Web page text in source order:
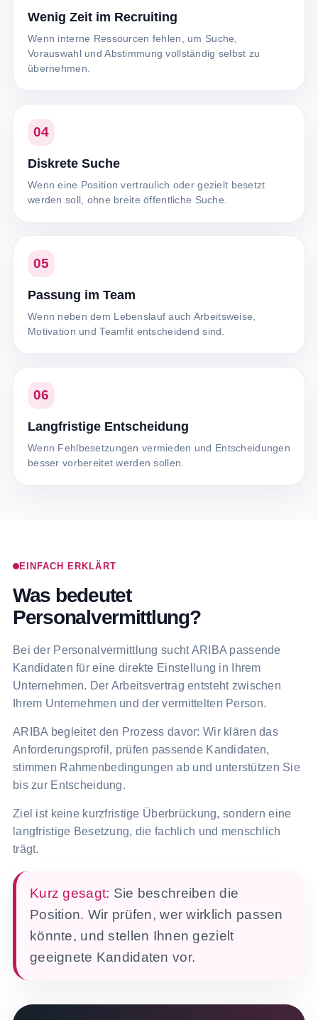
Wenig Zeit im Recruiting
Wenn interne Ressourcen fehlen, um Suche,
Vorauswahl und Abstimmung vollständig selbst zu
übernehmen.
04
Diskrete Suche
Wenn eine Position vertraulich oder gezielt besetzt
werden soll, ohne breite öffentliche Suche.
05
Passung im Team
Wenn neben dem Lebenslauf auch Arbeitsweise,
Motivation und Teamfit entscheidend sind.
06
Langfristige Entscheidung
Wenn Fehlbesetzungen vermieden und Entscheidungen
besser vorbereitet werden sollen.
EINFACH ERKLÄRT
Was bedeutet
Personalvermittlung?
Bei der Personalvermittlung sucht ARIBA passende
Kandidaten für eine direkte Einstellung in Ihrem
Unternehmen. Der Arbeitsvertrag entsteht zwischen
Ihrem Unternehmen und der vermittelten Person.
ARIBA begleitet den Prozess davor: Wir klären das
Anforderungsprofil, prüfen passende Kandidaten,
stimmen Rahmenbedingungen ab und unterstützen Sie
bis zur Entscheidung.
Ziel ist keine kurzfristige Überbrückung, sondern eine
langfristige Besetzung, die fachlich und menschlich
trägt.
Kurz gesagt: Sie beschreiben die
Position. Wir prüfen, wer wirklich passen
könnte, und stellen Ihnen gezielt
geeignete Kandidaten vor.